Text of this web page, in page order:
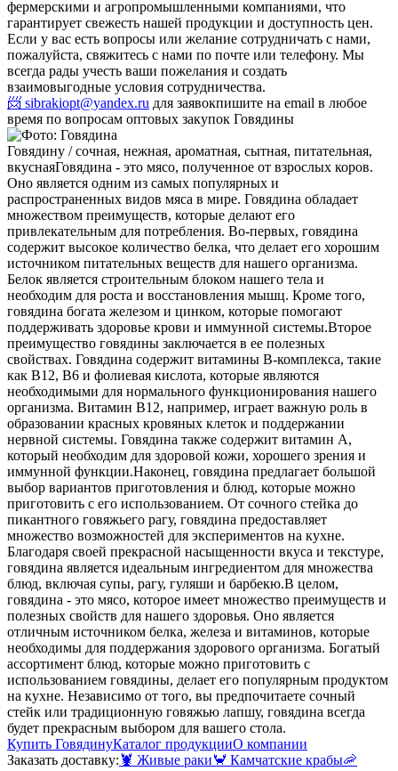
фермерскими и агропромышленными компаниями, что
гарантирует свежесть нашей продукции и доступность цен.
Если у вас есть вопросы или желание сотрудничать с нами,
пожалуйста, свяжитесь с нами по почте или телефону. Мы
всегда рады учесть ваши пожелания и создать
взаимовыгодные условия сотрудничества.
📨 sibrakiopt@yandex.ru для заявокпишите на email в любое
время по вопросам оптовых закупок Говядины
Говядину / сочная, нежная, ароматная, сытная, питательная,
вкуснаяГовядина - это мясо, полученное от взрослых коров.
Оно является одним из самых популярных и
распространенных видов мяса в мире. Говядина обладает
множеством преимуществ, которые делают его
привлекательным для потребления. Во-первых, говядина
содержит высокое количество белка, что делает его хорошим
источником питательных веществ для нашего организма.
Белок является строительным блоком нашего тела и
необходим для роста и восстановления мышц. Кроме того,
говядина богата железом и цинком, которые помогают
поддерживать здоровье крови и иммунной системы.Второе
преимущество говядины заключается в ее полезных
свойствах. Говядина содержит витамины B-комплекса, такие
как B12, B6 и фолиевая кислота, которые являются
необходимыми для нормального функционирования нашего
организма. Витамин B12, например, играет важную роль в
образовании красных кровяных клеток и поддержании
нервной системы. Говядина также содержит витамин А,
который необходим для здоровой кожи, хорошего зрения и
иммунной функции.Наконец, говядина предлагает большой
выбор вариантов приготовления и блюд, которые можно
приготовить с его использованием. От сочного стейка до
пикантного говяжьего рагу, говядина предоставляет
множество возможностей для экспериментов на кухне.
Благодаря своей прекрасной насыщенности вкуса и текстуре,
говядина является идеальным ингредиентом для множества
блюд, включая супы, рагу, гуляши и барбекю.В целом,
говядина - это мясо, которое имеет множество преимуществ и
полезных свойств для нашего здоровья. Оно является
отличным источником белка, железа и витаминов, которые
необходимы для поддержания здорового организма. Богатый
ассортимент блюд, которые можно приготовить с
использованием говядины, делает его популярным продуктом
на кухне. Независимо от того, вы предпочитаете сочный
стейк или традиционную говяжью лапшу, говядина всегда
будет прекрасным выбором для вашего стола.
Купить ГовядинуКаталог продукцииО компании
Заказать доставку: 🦞 Живые раки🦀 Камчатские крабы🦐